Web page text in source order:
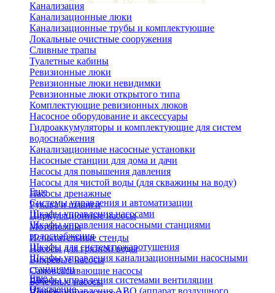
Канализация
Канализационные люки
Канализационные трубы и комплектующие
Локальные очистные сооружения
Сливные трапы
Туалетные кабины
Ревизионные люки
Ревизионные люки невидимки
Ревизионные люки открытого типа
Комплектующие ревизионных люков
Насосное оборудование и аксессуары
Гидроаккумуляторы и комплектующие для систем
водоснабжения
Канализационные насосные установки
Насосные станции для дома и дачи
Насосы для повышения давления
Насосы для чистой воды (для скважины на воду)
Насосы дренажные
Рукава и шланги
Циркуляционные насосы
Мотопомпы
Испытательные стенды
Насосы для грязной воды
Вихревые насосы
Самовсасывающие насосы
Бочечные насосы
Еще
Системы управления и автоматизации
Шкафы управления насосами
Шкафы управления насосными станциями
водоснабжения
Шкафы для систем пожаротушения
Шкафы управления канализационными насосными
станциями
Шкафы управления системами вентиляции
Шкафы управления АВО (аппарат воздушного
Еще
Отопление